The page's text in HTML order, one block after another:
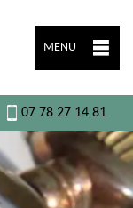
MENU
07 78 27 14 81